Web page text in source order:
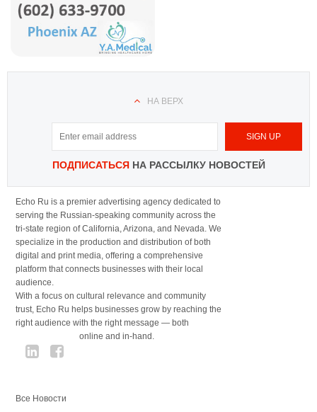
НА ВЕРХ
ПОДПИСАТЬСЯНА РАССЫЛКУ НОВОСТЕЙ
Echo Ru is a premier advertising agency dedicated to
serving the Russian-speaking community across the
tri-state region of California, Arizona, and Nevada. We
specialize in the production and distribution of both
digital and print media, offering a comprehensive
platform that connects businesses with their local
audience.
With a focus on cultural relevance and community
trust, Echo Ru helps businesses grow by reaching the
right audience with the right message — both
online and in-hand.
Все Новости